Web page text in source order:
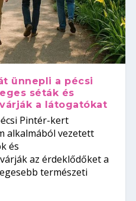
ünnepli a pécsi
séták és
a látogatókat
Pintér-kert
alkalmából vezetett
és
az érdeklődőket a
természeti